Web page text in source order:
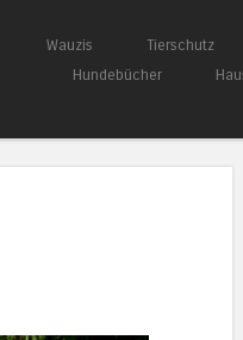
Menü
Springe zum Inhalt
Wauzis Tierschutz
Hundebücher